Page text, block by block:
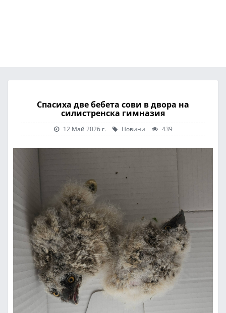
Спасиха две бебета сови в двора на
силистренска гимназия
12 Май 2026 г. Новини 439